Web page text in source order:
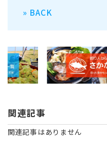
» BACK
関連記事
関連記事はありません